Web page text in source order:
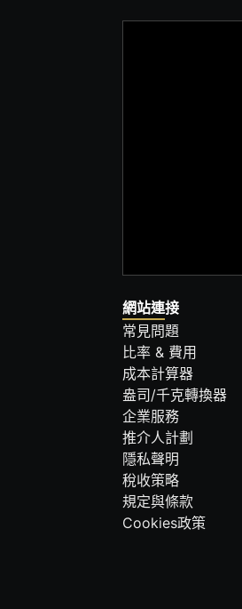
網站連接
常見問題
比率 & 費用
成本計算器
盎司/千克轉換器
企業服務
推介人計劃
隱私聲明
稅收策略
規定與條款
Cookies政策